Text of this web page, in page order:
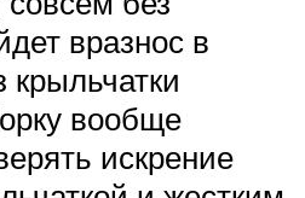
вразнос в
крыльчатки
вообще
искрение